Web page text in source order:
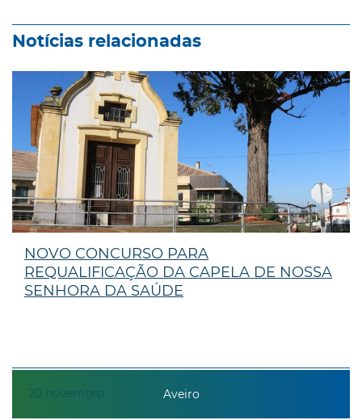
Notícias relacionadas
20 novembro
NOVO CONCURSO PARA
REQUALIFICAÇÃO DA CAPELA DE NOSSA
SENHORA DA SAÚDE
Aveiro